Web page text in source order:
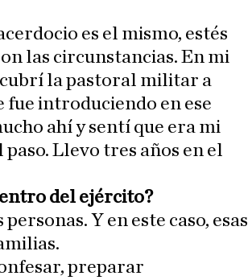
es el mismo, estés
las circunstancias. En mi
la pastoral militar a
fue introduciendo en ese
ahí y sentí que era mi
Llevo tres años en el
del ejército?
Y en este caso, esas
preparar